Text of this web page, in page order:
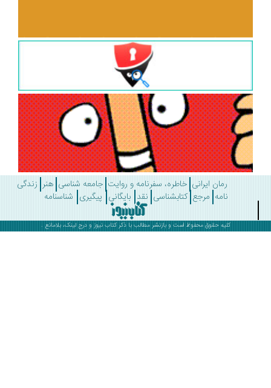
رمان ایرانی خاطره، سفرنامه و روایت جامعه شناسی هنر زندگی
مرجع کتابشناسی نقد بایگانی پیگیری شناسنامه
کلیه حقوق محفوظ است و بازنشر مطالب با ذکرکتاب نیوزو درج لینک، بلامانع .